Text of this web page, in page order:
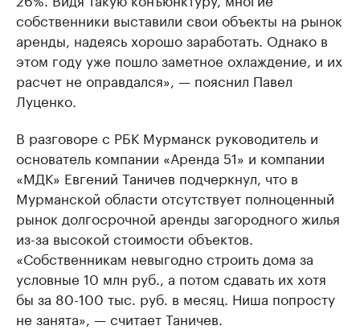
собственники выставили свои объекты на рынок
аренды, надеясь хорошо заработать. Однако в
этом году уже пошло заметное охлаждение, и их
расчет не оправдался», — пояснил Павел
Луценко.
В разговоре с РБК Мурманск руководитель и
основатель компании «Аренда 51» и компании
«МДК» Евгений Таничев подчеркнул, что в
Мурманской области отсутствует полноценный
рынок долгосрочной аренды загородного жилья
из-за высокой стоимости объектов.
«Собственникам невыгодно строить дома за
условные 10 млн руб., а потом сдавать их хотя
бы за 80-100 тыс. руб. в месяц. Ниша попросту
не занята», — считает Таничев.